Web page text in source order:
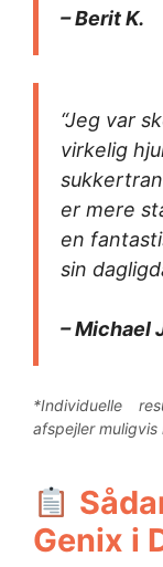
– Berit K.
“Jeg var
virkelig
er mere
en
sin
– Michael
*Individuelle
afspejler
Genix i